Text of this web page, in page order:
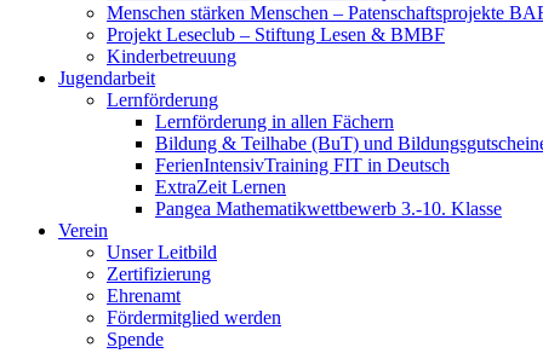
Menschen stärken Menschen – Patenschaftsprojekte
Projekt Leseclub – Stiftung Lesen & BMBF
Kinderbetreuung
Jugendarbeit
Lernförderung
Lernförderung in allen Fächern
Bildung & Teilhabe (BuT) und
FerienIntensivTraining FIT in Deutsch
ExtraZeit Lernen
Pangea Mathematikwettbewerb 3.-10. Klasse
Verein
Unser Leitbild
Zertifizierung
Ehrenamt
Fördermitglied werden
Spende